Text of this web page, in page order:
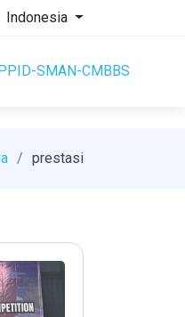
Indonesia
SMAN-CMBBS
prestasi